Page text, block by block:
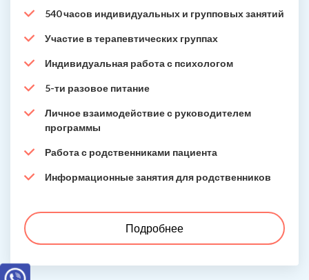
540 часов индивидуальных и групповых занятий
Участие в терапевтических группах
Индивидуальная работа с психологом
5-ти разовое питание
Личное взаимодействие с руководителем
программы
Работа с родственниками пациента
Информационные занятия для родственников
Подробнее